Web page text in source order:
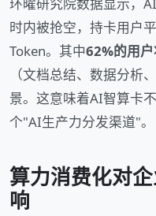
环曜研究院数据显示，
时内被抢空，持卡用户
Token。其中62%的用
（文档总结、数据分析
景。这意味着AI智算卡
个"AI生产力分发渠道"。
算力消费化对
响